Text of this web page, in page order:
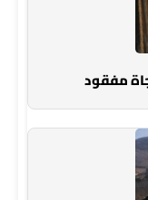
مفقود